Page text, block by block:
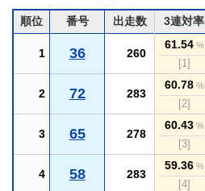
順位 番号 出走数 3連対率
1 36 260
61.54%
[1]
2 72 283
60.78%
[2]
3 65 278
60.43%
[3]
4 58 283
59.36%
[4]